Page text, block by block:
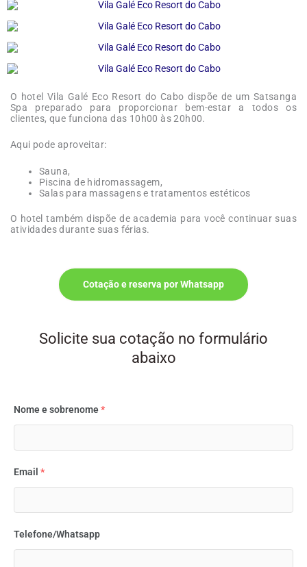
O hotel Vila Galé Eco Resort do Cabo dispõe de um Satsanga
Spa preparado para proporcionar bem-estar a todos os
clientes, que funciona das 10h00 às 20h00.
Aqui pode aproveitar:
Sauna,
Piscina de hidromassagem,
Salas para massagens e tratamentos estéticos
O hotel também dispõe de academia para você continuar suas
atividades durante suas férias.
Cotação e reserva por Whatsapp
Solicite sua cotação no formulário
abaixo
Nome e sobrenome*
Email *
Telefone/Whatsapp